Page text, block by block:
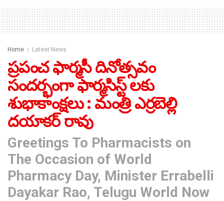
Home Latest News
ప్రపంచ ఫార్మసీ దినోత్సవం
సందర్భంగా ఫార్మసిస్ట్ లకు
శుభాకాంక్షలు : మంత్రి ఎర్రబెల్లి
దయాకర్ రావు
Greetings To Pharmacists on
The Occasion of World
Pharmacy Day, Minister Errabelli
Dayakar Rao, Telugu World Now